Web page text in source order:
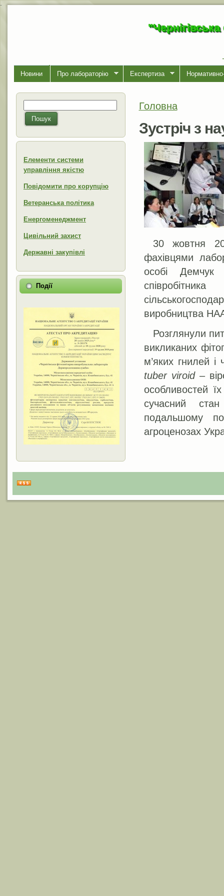
-
Новини Про лабораторiю Експертиза
Пошукова форма
Пошук
Елементи системи
управління якістю
Повідомити про корупцію
Ветеранська політика
Енергоменеджмент
Цивільний захист
Державні закупівлі
Події
Ви є тут
Головна
Зустріч з
30 жовтня
фахівцями
особі Демчук
виробництва
Розглянули
викликаних
м’яких гнилей і
tuber viroid–
особливостей
сучасний
подальшому
агроценозах